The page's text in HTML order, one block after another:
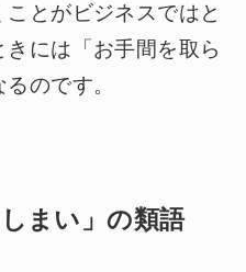
とがビジネスではと
には「お手間を取ら
のです。
まい」の類語